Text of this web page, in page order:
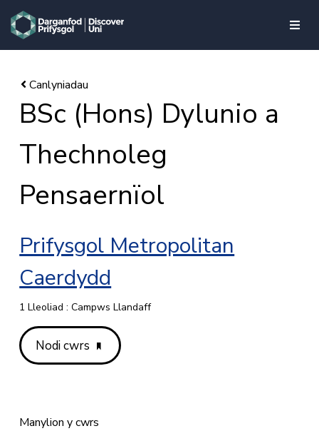
skip to main content
BSc (Hons) Dylunio a
Thechnoleg
Pensaernïol
Prifysgol Metropolitan
Caerdydd
1 Lleoliad : Campws Llandaff
Nodi cwrs
Manylion y cwrs